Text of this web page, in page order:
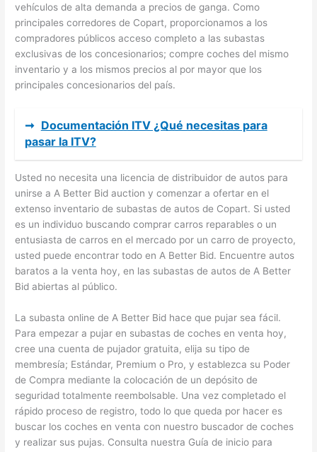
vehículos de alta demanda a precios de ganga. Como
principales corredores de Copart, proporcionamos a los
compradores públicos acceso completo a las subastas
exclusivas de los concesionarios; compre coches del mismo
inventario y a los mismos precios al por mayor que los
principales concesionarios del país.
➞ Documentación ITV ¿Qué necesitas para
pasar la ITV?
Usted no necesita una licencia de distribuidor de autos para
unirse a A Better Bid auction y comenzar a ofertar en el
extenso inventario de subastas de autos de Copart. Si usted
es un individuo buscando comprar carros reparables o un
entusiasta de carros en el mercado por un carro de proyecto,
usted puede encontrar todo en A Better Bid. Encuentre autos
baratos a la venta hoy, en las subastas de autos de A Better
Bid abiertas al público.
La subasta online de A Better Bid hace que pujar sea fácil.
Para empezar a pujar en subastas de coches en venta hoy,
cree una cuenta de pujador gratuita, elija su tipo de
membresía; Estándar, Premium o Pro, y establezca su Poder
de Compra mediante la colocación de un depósito de
seguridad totalmente reembolsable. Una vez completado el
rápido proceso de registro, todo lo que queda por hacer es
buscar los coches en venta con nuestro buscador de coches
y realizar sus pujas. Consulta nuestra Guía de inicio para